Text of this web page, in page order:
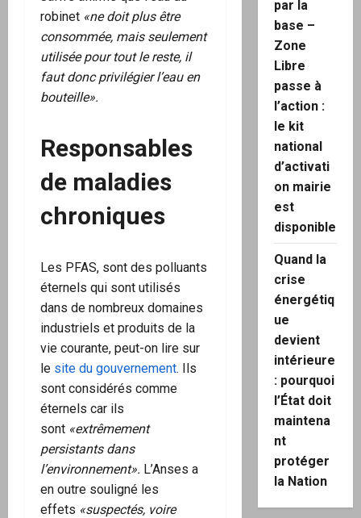
robinet «ne doit plus être
consommée, mais seulement
utilisée pour tout le reste, il
faut donc privilégier l’eau en
bouteille».
Responsables
de maladies
chroniques
Les PFAS, sont des polluants
éternels qui sont utilisés
dans de nombreux domaines
industriels et produits de la
vie courante, peut-on lire sur
le site du gouvernement. Ils
sont considérés comme
éternels car ils
sont «extrêmement
persistants dans
l’environnement». L’Anses a
en outre souligné les
effets «suspectés, voire
par la
base –
Zone
Libre
passe à
l’action :
le kit
national
d’activati
on mairie
est
disponible
Quand la
crise
énergétiq
ue
devient
intérieure
: pourquoi
l’État doit
maintena
nt
protéger
la Nation